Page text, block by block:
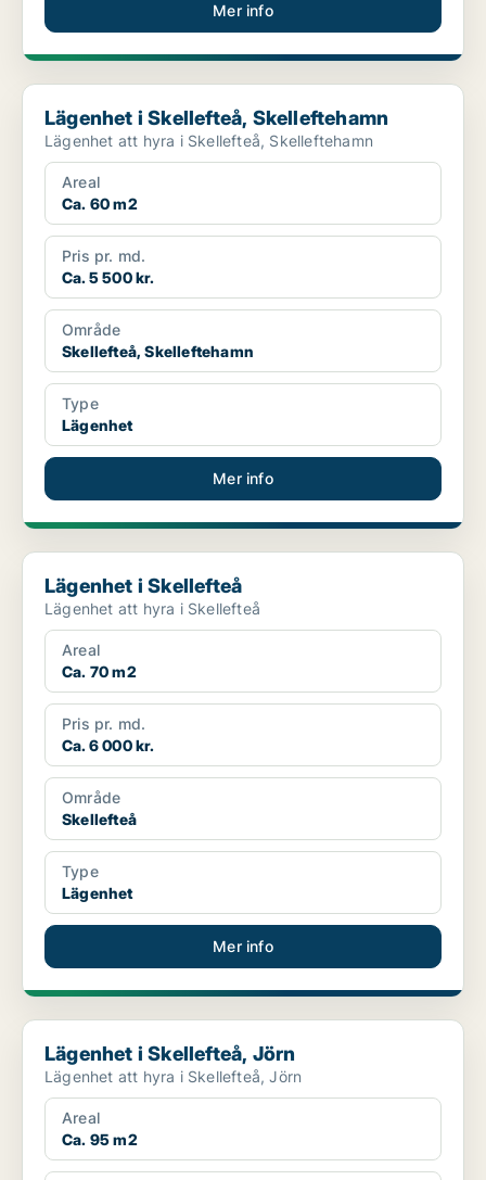
Mer info
Lägenhet i Skellefteå, Skelleftehamn
Lägenhet i Skellefteå, Skelleftehamn
Lägenhet att hyra i Skellefteå, Skelleftehamn
Areal
Ca. 60 m2
Pris pr. md.
Ca. 5 500 kr.
Område
Skellefteå, Skelleftehamn
Type
Lägenhet
Mer info
Lägenhet i Skellefteå
Lägenhet i Skellefteå
Lägenhet att hyra i Skellefteå
Areal
Ca. 70 m2
Pris pr. md.
Ca. 6 000 kr.
Område
Skellefteå
Type
Lägenhet
Mer info
Lägenhet i Skellefteå, Jörn
Lägenhet i Skellefteå, Jörn
Lägenhet att hyra i Skellefteå, Jörn
Areal
Ca. 95 m2